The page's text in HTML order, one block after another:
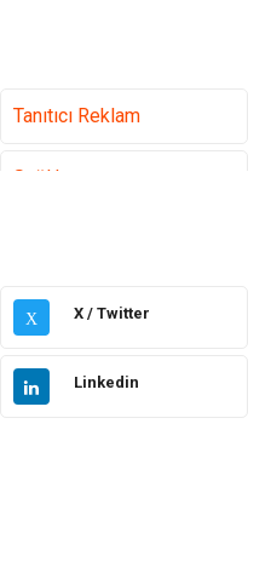
Tanıtıcı Reklam
Sağlık
Emlak
Sağlıklı Yaşam
X X / Twitter
Linkedin